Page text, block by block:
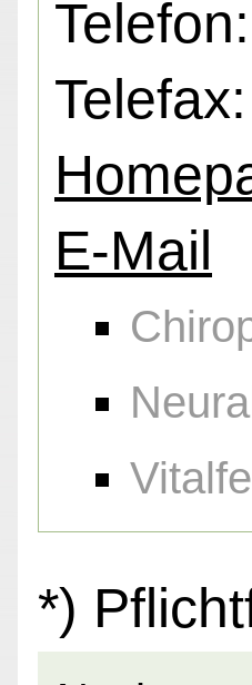
Telefax:
E-Mail
*)